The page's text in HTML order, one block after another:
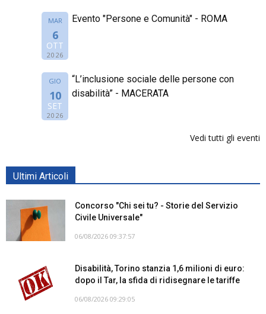
MAR
6
OTT
2026
Evento "Persone e Comunità" - ROMA
GIO
10
SET
2026
“L’inclusione sociale delle persone con
disabilità” - MACERATA
Vedi tutti gli eventi
Ultimi Articoli
Concorso "Chi sei tu? - Storie del Servizio
Civile Universale"
06/08/2026 09:37:57
Disabilità, Torino stanzia 1,6 milioni di euro:
dopo il Tar, la sfida di ridisegnare le tariffe
06/08/2026 09:29:05